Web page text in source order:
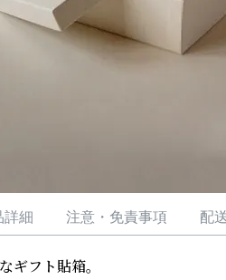
詳細 注意・免責事項 配
ギフト貼箱。